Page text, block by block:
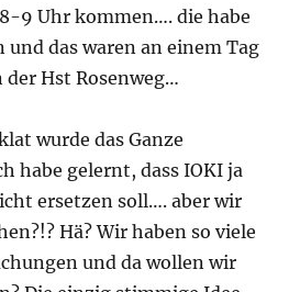
9 Uhr kommen…. die habe
das waren an einem Tag
Hst Rosenweg…
wurde das Ganze
habe gelernt, dass IOKI ja
ersetzen soll…. aber wir
Hä? Wir haben so viele
und da wollen wir